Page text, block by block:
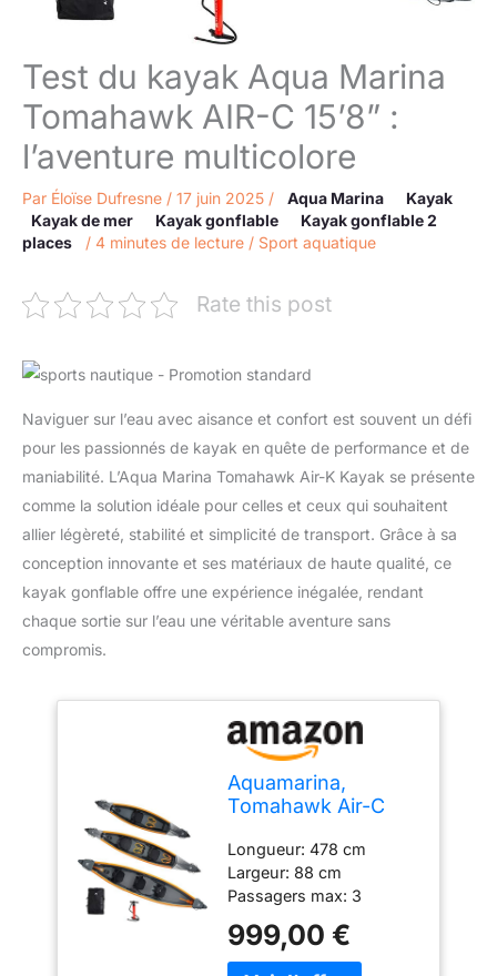
Test du kayak Aqua Marina
Tomahawk AIR-C 15’8” :
l’aventure multicolore
Par Éloïse Dufresne / 17 juin 2025 / Aqua Marina
Kayak
Kayak de mer
Kayak gonflable
Kayak gonflable 2
places
/ 4 minutes de lecture / Sport aquatique
Rate this post
Naviguer sur l’eau avec aisance et confort est souvent un défi
pour les passionnés de kayak en quête de performance et de
maniabilité. L’Aqua Marina Tomahawk Air-K Kayak se présente
comme la solution idéale pour celles et ceux qui souhaitent
allier légèreté, stabilité et simplicité de transport. Grâce à sa
conception innovante et ses matériaux de haute qualité, ce
kayak gonflable offre une expérience inégalée, rendant
chaque sortie sur l’eau une véritable aventure sans
compromis.
Aquamarina,
Tomahawk Air-C
Longueur: 478 cm
Largeur: 88 cm
Passagers max: 3
kg; Poids: 24.7 kg Tubes:
3 + 2; sièges amovibles:
999,00 €